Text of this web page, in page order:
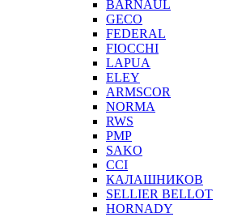
BARNAUL
GEСO
FEDERAL
FIOCCHI
LAPUA
ELEY
ARMSCOR
NORMA
RWS
PMP
SAKO
CCI
КАЛАШНИКОВ
SELLIER BELLOT
HORNADY